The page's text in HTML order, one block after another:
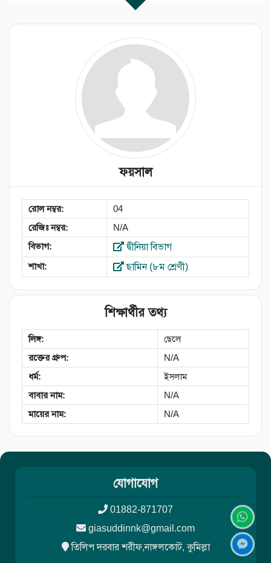
ফয়সাল
রোল নম্বর:
04
রেজিঃ নম্বর:
N/A
বিভাগ:
দ্বীনিয়া বিভাগ
শাখা:
ছামিন (৮ম শ্রেণী)
শিক্ষার্থীর তথ্য
লিঙ্গ:
ছেলে
রক্তের গ্রুপ:
N/A
ধর্ম:
ইসলাম
বাবার নাম:
N/A
মায়ের নাম:
N/A
যোগাযোগ
01882-871707
giasuddinnk@gmail.com
তিলিপ দরবার শরীফ,নাঙ্গলকোট, কুমিল্লা